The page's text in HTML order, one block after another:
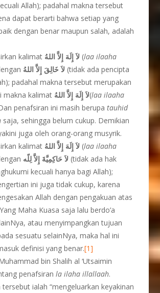
Allah); padahal makna tersebut
dapat berarti bahwa setiap yang
dengan benar maupun salah, adalah
kalimat لاَ إِلَهَ إِلاَّ اللهُ (laa ilaaha
لاَ خَالِقَ إِلاَّ اللهُ (tidak ada pencipta
padahal makna tersebut merupakan
makna kalimat لاَ إِلَهَ إِلاَّ اللهُ(laa ilaaha
penafsiran ini masih berupatauhid
saja, sehingga belum cukup. Demikian
juga oleh orang-orang musyrik.
kalimat لاَ إِلَهَ إِلاَّ اللهُ (laailaaha
لاَ حَاكِمِيَّةَ إِلاَّ لِلّه (tidak ada hak
kecuali hanya bagi Allah);
ini juga tidak cukup, karena
Allah dengan pengakuan atas
Maha Kuasa saja lalu berdo’a
atau menyimpangkan tujuan
sesuatu selainNya, maka hal ini
definisi yang benar.[1]
bin Shalih al ‘Utsaimin
penafsiranla ilaha illallaah.
tersebut ialah “mengeluarkan keyakinan